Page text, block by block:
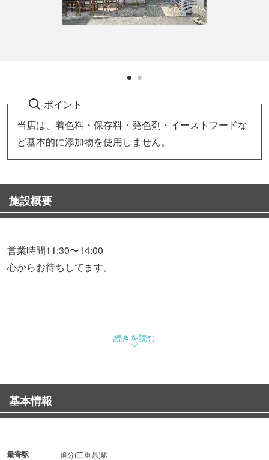
ポイント
当店は、着色料・保存料・発色剤・イーストフードな
ど基本的に添加物を使用しません。
施設概要
営業時間11:30〜14:00
心からお待ちしてます。
続きを読む
基本情報
最寄駅 追分(三重県)駅